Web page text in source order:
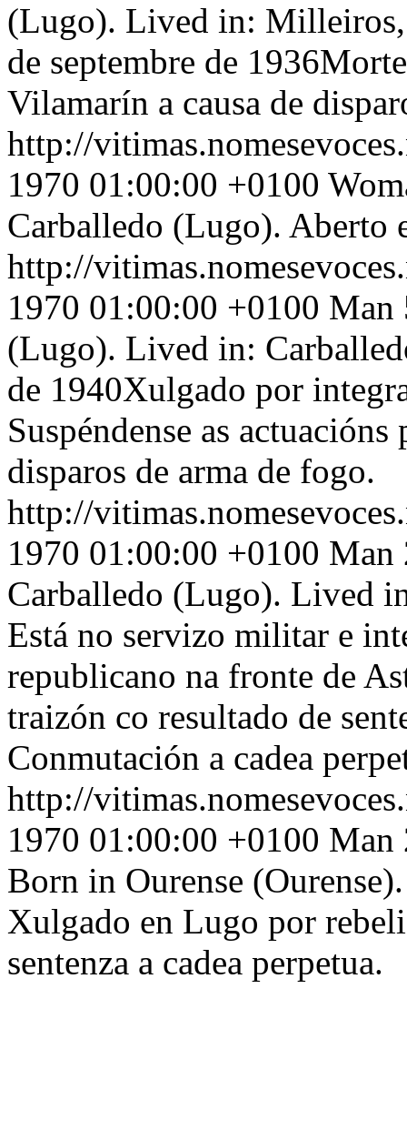
(Lugo). Lived in:
de septembre de
Vilamarín a causa de
http://
1970 01:00:00 +0100
Carballedo (Lugo). Aberto
http://
1970 01:00:00 +0100 Man
(Lugo). Lived in:
de 1940Xulgado por
Suspéndense as
disparos de arma de fogo.
http://
1970 01:00:00 +0100 Man
Carballedo (Lugo). Lived
Está no servizo militar e
republicano na fronte de
traizón co resultado de
Conmutación a cadea
http://
1970 01:00:00 +0100 Man
Born in Ourense
Xulgado en Lugo por
sentenza a cadea perpetua.